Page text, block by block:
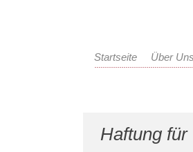
Über
Startseite
Haftung für